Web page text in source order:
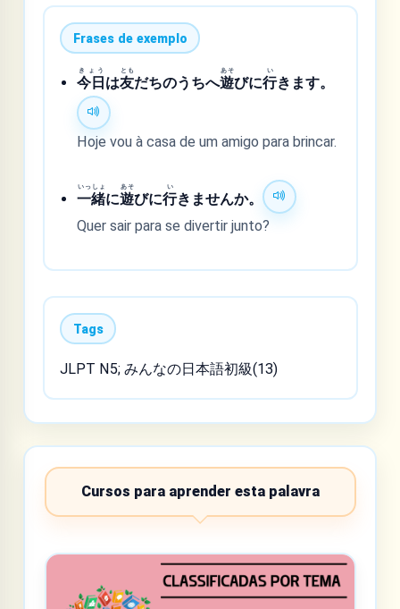
Frases de exemplo
今日
きょう
は友
とも
だちのうちへ遊
あそ
びに行
い
きます。
Hoje vou à casa de um amigo para brincar.
一緒
いっしょ
に遊
あそ
びに行
い
きませんか。
Quer sair para se divertir junto?
Tags
JLPT N5; みんなの日本語初級(13)
Cursos para aprender esta palavra